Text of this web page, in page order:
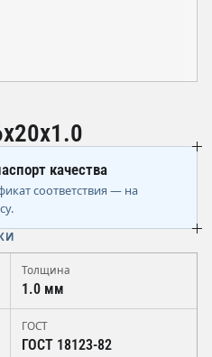
качества
соответствия — на
Толщина
1.0 мм
ГОСТ
ГОСТ 18123-82